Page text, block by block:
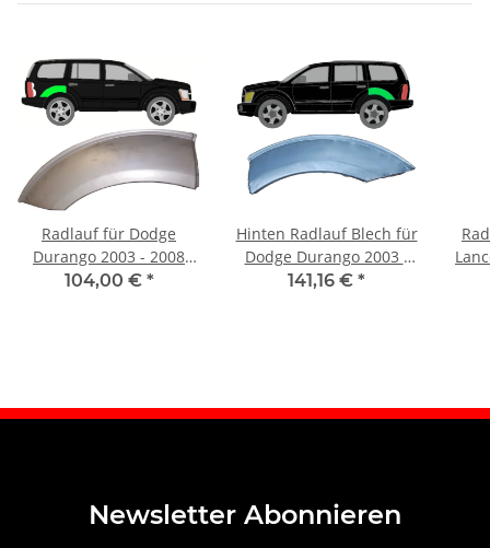
Radlauf für Dodge
Durango 2003 - 2008
rechts
104,00 € *
Hinten Radlauf Blech für
Dodge Durango 2003 -
2008 links
141,16 € *
Newsletter Abonnieren